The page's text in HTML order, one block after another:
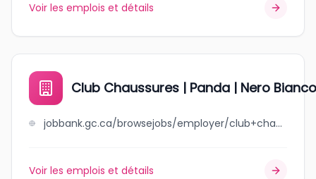
Voir les emplois et détails
Club Chaussures | Panda | Nero Bianco
jobbank.gc.ca/browsejobs/employer/club+chaussures+%7C+panda+%7C+nero+bianco/ca
Voir les emplois et détails